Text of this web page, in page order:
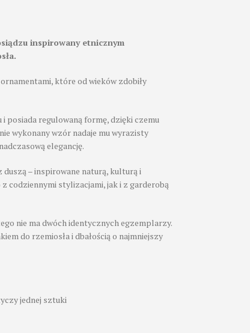
inspirowany etnicznym
które od wieków zdobiły
posiada regulowaną formę, dzięki czemu
wykonany wzór nadaje mu wyrazisty
elegancję.
– inspirowane naturą, kulturą i
codziennymi stylizacjami, jak i z garderobą
nie ma dwóch identycznych egzemplarzy.
do rzemiosła i dbałością o najmniejszy
jednej sztuki